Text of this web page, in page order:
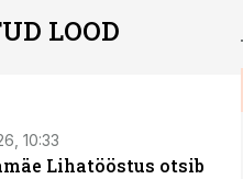
LOOD
10:33
Lihatööstus otsib